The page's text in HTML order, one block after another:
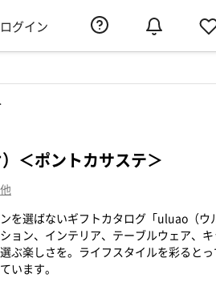
ログイン
＜ポントカサステ＞
を選ばないギフトカタログ「uluao（ウ
ョン、インテリア、テーブルウェア、
ぶ楽しさを。ライフスタイルを彩ると
います。